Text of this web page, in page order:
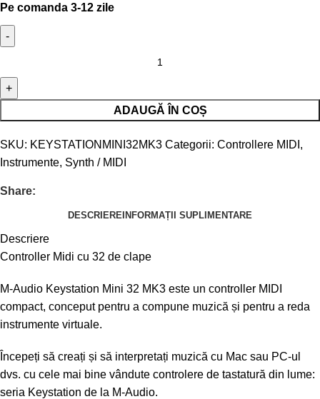
Pe comanda 3-12 zile
ADAUGĂ ÎN COȘ
SKU: KEYSTATIONMINI32MK3 Categorii: Controllere MIDI ,
Instrumente, Synth / MIDI
Share:
DESCRIEREINFORMAȚII SUPLIMENTARE
Descriere
Controller Midi cu 32 de clape
M-Audio Keystation Mini 32 MK3 este un controller MIDI
compact, conceput pentru a compune muzică și pentru a reda
instrumente virtuale.
Începeți să creați și să interpretați muzică cu Mac sau PC-ul
dvs. cu cele mai bine vândute controlere de tastatură din lume:
seria Keystation de la M-Audio.